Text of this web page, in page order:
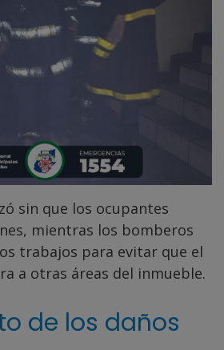
sin que los ocupantes
mientras los bomberos
trabajos para evitar que el
a otras áreas del inmueble.
de los daños